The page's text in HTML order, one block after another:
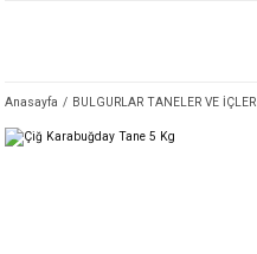
Anasayfa BULGURLAR TANELER VE İÇLER